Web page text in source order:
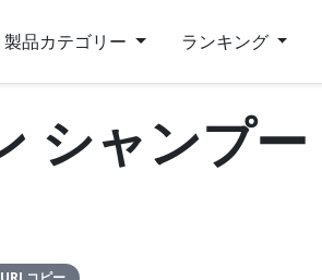
製品カテゴリー ランキング
シャンプー